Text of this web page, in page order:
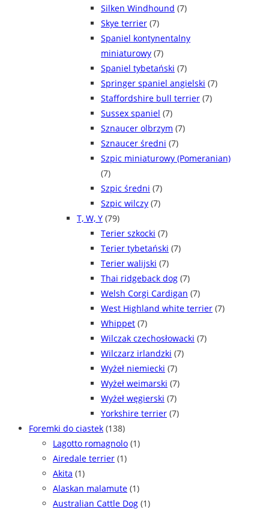
Silken Windhound (7)
Skye terrier (7)
Spaniel kontynentalny
miniaturowy (7)
Spaniel tybetański (7)
Springer spaniel angielski (7)
Staffordshire bull terrier (7)
Sussex spaniel (7)
Sznaucer olbrzym (7)
Sznaucer średni (7)
Szpic miniaturowy (Pomeranian)
(7)
Szpic średni (7)
Szpic wilczy (7)
T, W, Y (79)
Terier szkocki (7)
Terier tybetański (7)
Terier walijski (7)
Thai ridgeback dog (7)
Welsh Corgi Cardigan (7)
West Highland white terrier (7)
Whippet (7)
Wilczak czechosłowacki (7)
Wilczarz irlandzki (7)
Wyżeł niemiecki (7)
Wyżeł weimarski (7)
Wyżeł węgierski (7)
Yorkshire terrier (7)
Foremki do ciastek (138)
Lagotto romagnolo (1)
Airedale terrier (1)
Akita (1)
Alaskan malamute (1)
Australian Cattle Dog (1)